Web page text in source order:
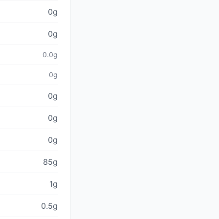
0g
0g
0.0g
0g
0g
0g
0g
85g
1g
0.5g